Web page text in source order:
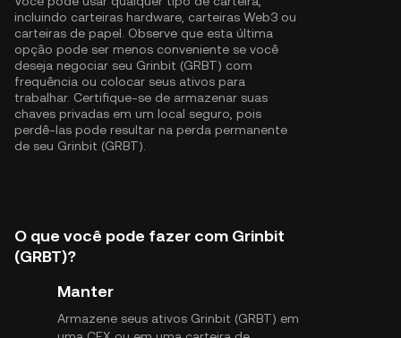
incluindo carteiras hardware, carteiras Web3 ou
carteiras de papel. Observe que esta última
opção pode ser menos conveniente se você
deseja negociar seu Grinbit (GRBT) com
frequência ou colocar seus ativos para
trabalhar. Certifique-se de armazenar suas
chaves privadas em um local seguro, pois
perdê-las pode resultar na perda permanente
de seu Grinbit (GRBT).
O que você pode fazer com Grinbit
(GRBT)?
Manter
Armazene seus ativos Grinbit (GRBT) em